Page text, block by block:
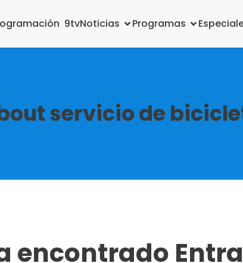
9tvNoticias Programas
servicio de
encontrado